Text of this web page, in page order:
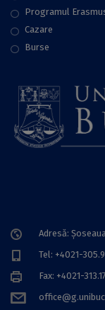
Programul
Cazare
Burse
Adresă:
Tel: +4021-
Fax: +4021-